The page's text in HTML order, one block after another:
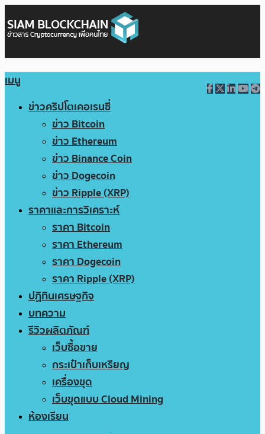
เมนู
ข่าวคริปโตเคอเรนซี่
ข่าว Bitcoin
ข่าว Ethereum
ข่าว Binance Coin
ข่าว Dogecoin
ข่าว Ripple (XRP)
ราคาและการวิเคราะห์
ราคา Bitcoin
ราคา Ethereum
ราคา Dogecoin
ราคา Ripple (XRP)
ปฏิทินเศรษฐกิจ
บทความ
รีวิวผลิตภัณฑ์
เว็บซื้อขาย
กระเป๋าเก็บเหรียญ
เครื่องขุด
เว็บขุดแบบ Cloud Mining
ห้องเรียน